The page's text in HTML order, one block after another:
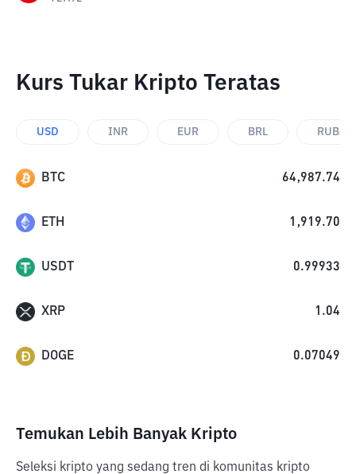
Kurs Tukar Kripto Teratas
USD INR EUR BRL RUB
BTC 64,987.74
ETH 1,919.70
USDT 0.99933
XRP 1.04
DOGE 0.07049
Temukan Lebih Banyak Kripto
Seleksi kripto yang sedang tren di komunitas kripto